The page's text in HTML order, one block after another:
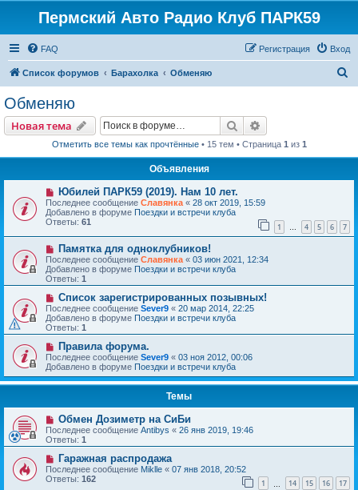
Пермский Авто Радио Клуб ПАРК59
FAQ Вход
Регистрация
Список форумов Барахолка Обменяю
Обменяю
Новая тема Поиск
Отметить все темы как прочтённые• 15 тем • Страница 1 из 1
Объявления
Юбилей ПАРК59 (2019). Нам 10 лет.
Последнее сообщение Славянка « 28 окт 2019, 15:59
Добавлено в форуме Поездки и встречи клуба
Ответы: 61 1 … 4 5 6 7
Памятка для одноклубников!
Последнее сообщение Славянка « 03 июн 2021, 12:34
Добавлено в форуме Поездки и встречи клуба
Ответы: 1
Список зарегистрированных позывных!
Последнее сообщение Sever9 « 20 мар 2014, 22:25
Добавлено в форуме Поездки и встречи клуба
Ответы: 1
Правила форума.
Последнее сообщение Sever9 « 03 ноя 2012, 00:06
Добавлено в форуме Поездки и встречи клуба
Темы
Обмен Дозиметр на СиБи
Последнее сообщение Antibys « 26 янв 2019, 19:46
Ответы: 1
Гаражная распродажа
Последнее сообщение Miklle « 07 янв 2018, 20:52
Ответы: 162 1 14 15 16 17